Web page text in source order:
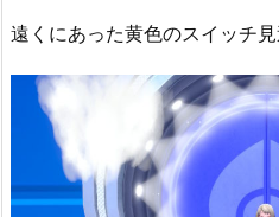
遠くにあった黄色のスイッチ